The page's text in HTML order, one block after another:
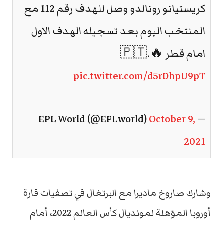
كريستيانو رونالدو وصل للهدف رقم 112 مع
المنتخب اليوم بعد تسجيله الهدف الاول
امام قطر 🔥🇵🇹.
pic.twitter.com/d5rDhpU9pT
— EPL World (@EPLworld)
October 9,
2021
وشارك صاروخ ماديرا مع البرتغال في تصفيات قارة
أوروبا المؤهلة لمونديال كأس العالم 2022، أمام